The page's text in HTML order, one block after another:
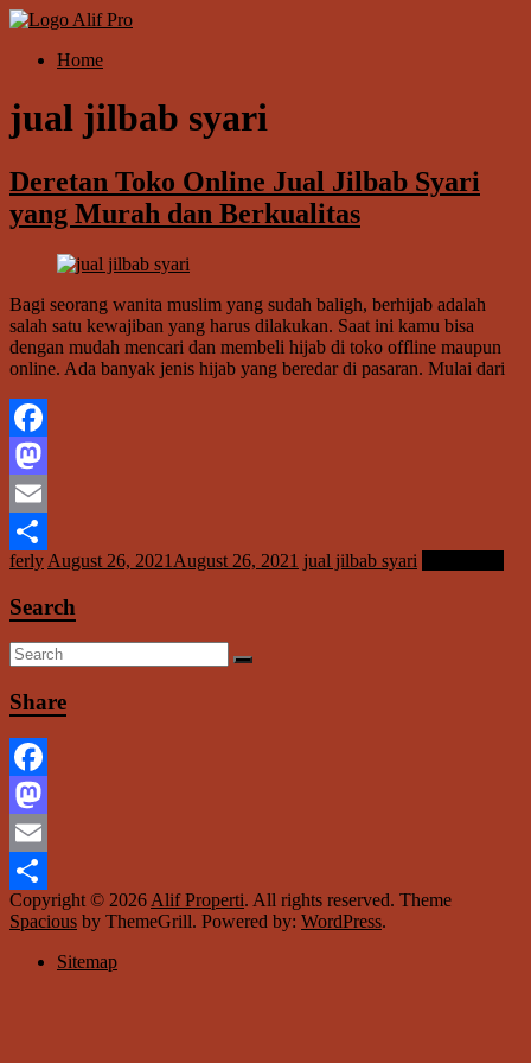
Skip
content
Alif
Menu Home
jual jilbab syari
Deretan Toko Online Jual Jilbab Syari
yang Murah dan Berkualitas
Bagi seorang wanita muslim yang sudah baligh, berhijab adalah
salah satu kewajiban yang harus dilakukan. Saat ini kamu bisa
dengan mudah mencari dan membeli hijab di toko offline maupun
online. Ada banyak jenis hijab yang beredar di pasaran. Mulai dari
Facebook
Mastodon
Email
Share
ferly August 26, 2021 August 26, 2021 jual jilbab syari
Search
Share
Facebook
Mastodon
Email
Share
Copyright © 2026 Alif Properti. All rights reserved. Theme
Spacious by ThemeGrill. Powered by: WordPress.
Sitemap